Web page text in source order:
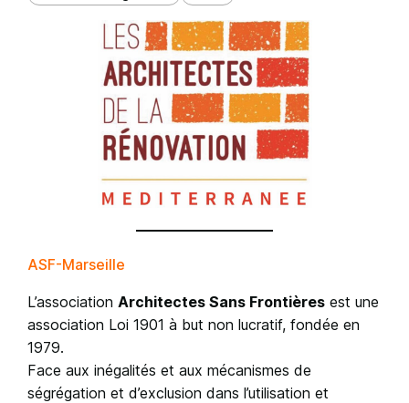
ASF-Marseille
L’association Architectes Sans Frontières est une
association Loi 1901 à but non lucratif, fondée en
1979.
Face aux inégalités et aux mécanismes de
ségrégation et d’exclusion dans l’utilisation et